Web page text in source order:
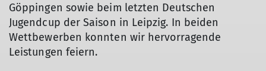
Göppingen sowie beim letzten Deutschen
Jugendcup der Saison in Leipzig. In beiden
Wettbewerben konnten wir hervorragende
Leistungen feiern.